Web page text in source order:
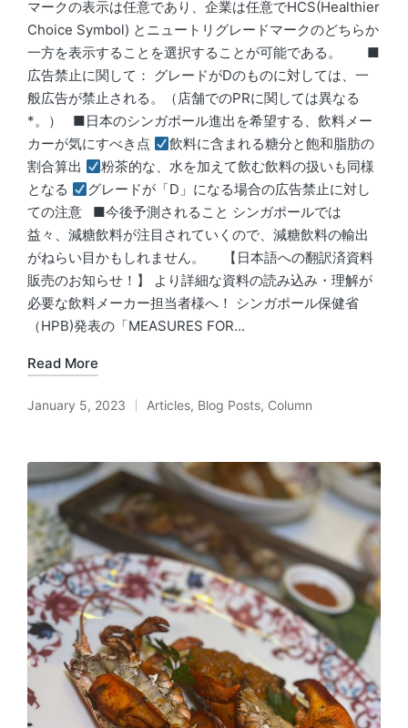
マークの表示は任意であり、企業は任意でHCS(Healthier
Choice Symbol) とニュートリグレードマークのどちらか
一方を表示することを選択することが可能である。 ■
広告禁止に関して： グレードがDのものに対しては、一
般広告が禁止される。（店舗でのPRに関しては異なる
*。） ■日本のシンガポール進出を希望する、飲料メー
カーが気にすべき点
飲料に含まれる糖分と飽和脂肪の
割合算出
粉茶的な、水を加えて飲む飲料の扱いも同様
となる
グレードが「D」になる場合の広告禁止に対し
ての注意 ■今後予測されること シンガポールでは
益々、減糖飲料が注目されていくので、減糖飲料の輸出
がねらい目かもしれません。 【日本語への翻訳済資料
販売のお知らせ！】 より詳細な資料の読み込み・理解が
必要な飲料メーカー担当者様へ！ シンガポール保健省
（HPB)発表の「MEASURES FOR...
Read More
January 5, 2023
Posted
Articles, Blog Posts, Column